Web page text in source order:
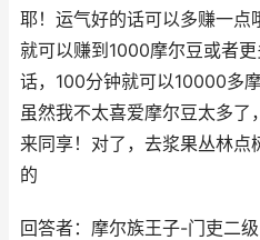
耶！运气好的话可以多赚一点
就可以赚到1000摩尔豆或者
话，100分钟就可以10000多
虽然我不太喜爱摩尔豆太多
来同享！对了，去浆果丛林
的
回答者：摩尔族王子-门吏二